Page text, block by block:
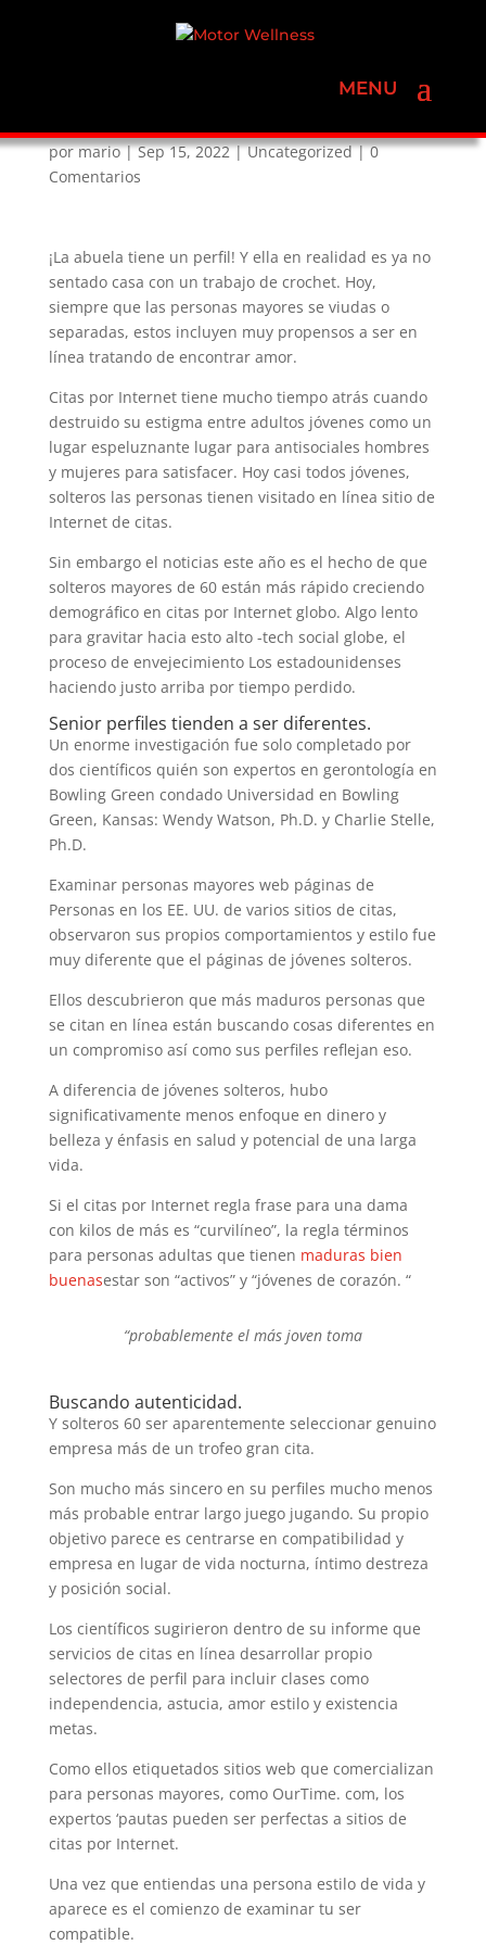
El envejecimiento de
pormario|Sep 15, 2022|Uncategorized|0
Comentarios
¡La abuela tiene un perfil! Y ella en realidad es ya no
sentado casa con un trabajo de crochet. Hoy,
siempre que las personas mayores se viudas o
separadas, estos incluyen muy propensos a ser en
línea tratando de encontrar amor.
Citas por Internet tiene mucho tiempo atrás cuando
destruido su estigma entre adultos jóvenes como un
lugar espeluznante lugar para antisociales hombres
y mujeres para satisfacer. Hoy casi todos jóvenes,
solteros las personas tienen visitado en línea sitio de
Internet de citas.
Sin embargo el noticias este año es el hecho de que
solteros mayores de 60 están más rápido creciendo
demográfico en citas por Internet globo. Algo lento
para gravitar hacia esto alto -tech social globe, el
proceso de envejecimiento Los estadounidenses
haciendo justo arriba por tiempo perdido.
Senior perfiles tienden a ser diferentes.
Un enorme investigación fue solo completado por
dos científicos quién son expertos en gerontología en
Bowling Green condado Universidad en Bowling
Green, Kansas: Wendy Watson, Ph.D. y Charlie Stelle,
Ph.D.
Examinar personas mayores web páginas de
Personas en los EE. UU. de varios sitios de citas,
observaron sus propios comportamientos y estilo fue
muy diferente que el páginas de jóvenes solteros.
Ellos descubrieron que más maduros personas que
se citan en línea están buscando cosas diferentes en
un compromiso así como sus perfiles reflejan eso.
A diferencia de jóvenes solteros, hubo
significativamente menos enfoque en dinero y
belleza y énfasis en salud y potencial de una larga
vida.
Si el citas por Internet regla frase para una dama
con kilos de más es “curvilíneo”, la regla términos
para personas adultas que tienen maduras bien
buenasestar son “activos” y “jóvenes de corazón. “
“probablemente el más joven toma
Buscando autenticidad.
Y solteros 60 ser aparentemente seleccionar genuino
empresa más de un trofeo gran cita.
Son mucho más sincero en su perfiles mucho menos
más probable entrar largo juego jugando. Su propio
objetivo parece es centrarse en compatibilidad y
empresa en lugar de vida nocturna, íntimo destreza
y posición social.
Los científicos sugirieron dentro de su informe que
servicios de citas en línea desarrollar propio
selectores de perfil para incluir clases como
independencia, astucia, amor estilo y existencia
metas.
Como ellos etiquetados sitios web que comercializan
para personas mayores, como OurTime. com, los
expertos ‘pautas pueden ser perfectas a sitios de
citas por Internet.
Una vez que entiendas una persona estilo de vida ​​y
aparece es el comienzo de examinar tu ser
compatible.